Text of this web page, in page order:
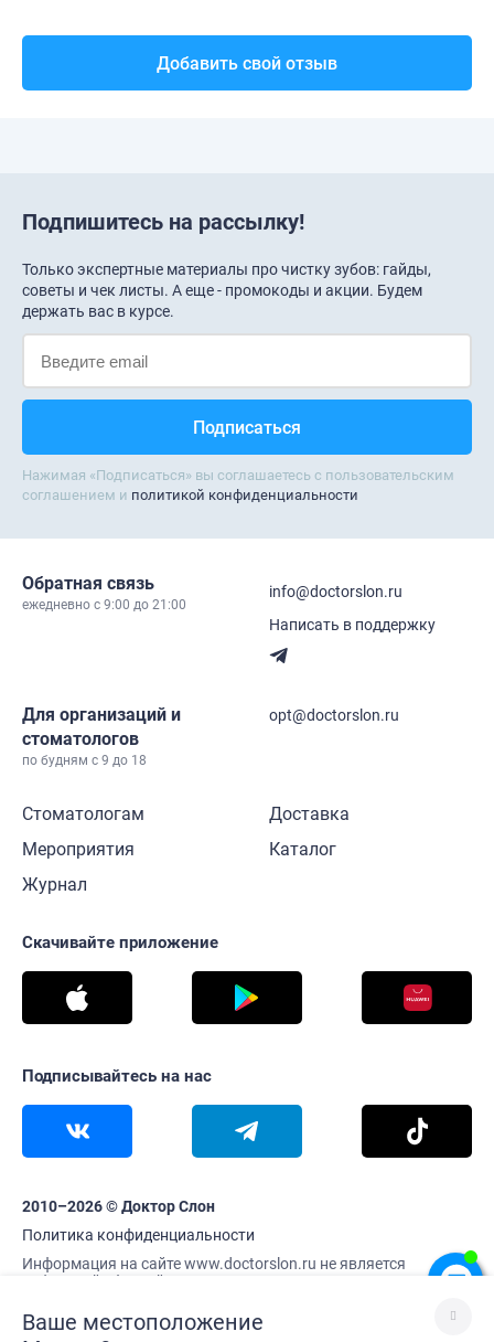
Добавить свой отзыв
Подпишитесь на рассылку!
Только экспертные материалы про чистку зубов: гайды,
советы и чек листы. А еще - промокоды и акции. Будем
держать вас в курсе.
Нажимая «Подписаться» вы соглашаетесь с пользовательским
соглашением и политикой конфиденциальности
Обратная связь
ежедневно c 9:00 до 21:00
info@doctorslon.ru
Написать в поддержку
Для организаций и
стоматологов
по будням с 9 до 18
opt@doctorslon.ru
Стоматологам
Мероприятия
Журнал
Доставка
Каталог
Скачивайте приложение
Подписывайтесь на нас
2010–2026 © Доктор Слон
Политика конфиденциальности
Информация на сайте www.doctorslon.ru не является
публичной офертой
Ваше местоположение